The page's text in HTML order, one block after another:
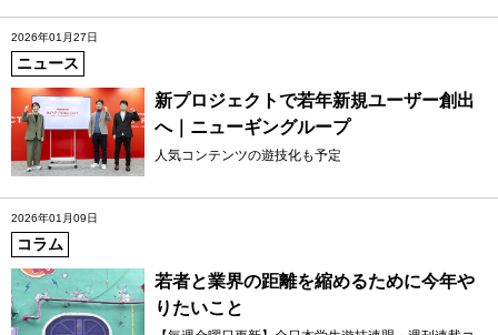
2026年01月27日
ニュース
新プロジェクトで若年新規ユーザー創出
へ｜ニューギングループ
人気コンテンツの遊技化も予定
2026年01月09日
コラム
若者と業界の距離を縮めるために今年や
りたいこと